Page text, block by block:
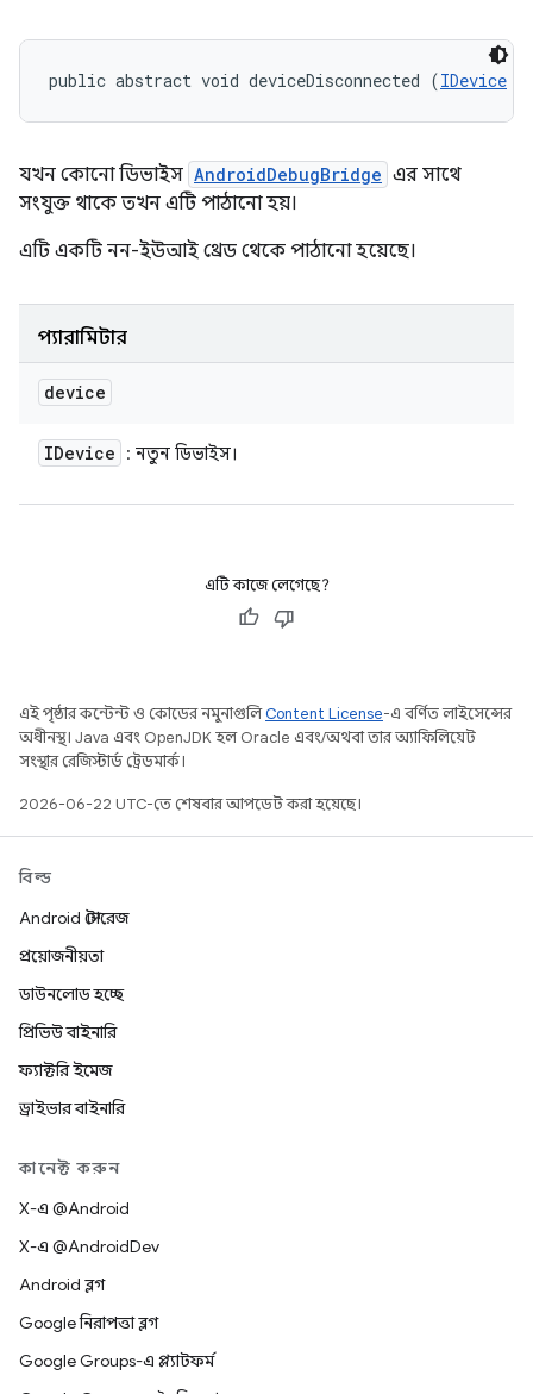
public abstract void deviceDisconnected (IDevice
যখন কোনো ডিভাইস AndroidDebugBridge এর সাথে
সংযুক্ত থাকে তখন এটি পাঠানো হয়।
এটি একটি নন-ইউআই থ্রেড থেকে পাঠানো হয়েছে।
প্যারামিটার
device
IDevice : নতুন ডিভাইস।
এটি কাজে লেগেছে?
এই পৃষ্ঠার কন্টেন্ট ও কোডের নমুনাগুলিContent License-এ বর্ণিত লাইসেন্সের
অধীনস্থ। Java এবং OpenJDK হল Oracle এবং/অথবা তার অ্যাফিলিয়েট
সংস্থার রেজিস্টার্ড ট্রেডমার্ক।
2026-06-22 UTC-তে শেষবার আপডেট করা হয়েছে।
বিল্ড
Android স্টোরেজ
প্রয়োজনীয়তা
ডাউনলোড হচ্ছে
প্রিভিউ বাইনারি
ফ্যাক্টরি ইমেজ
ড্রাইভার বাইনারি
কানেক্ট করুন
X-এ @Android
X-এ @AndroidDev
Android ব্লগ
Google নিরাপত্তা ব্লগ
Google Groups-এ প্ল্যাটফর্ম